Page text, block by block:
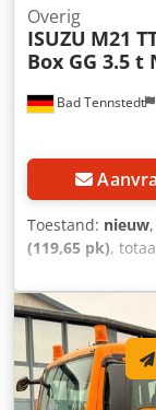
Bad Tennstedt
Overig
ISUZU M21
Box GG 3.5
Toestand: nieuw
(119,65 pk),
, soort
zitplaatsen:3,
vergrendeling,
roetfilter, Het
biedt u expertise,
MT met